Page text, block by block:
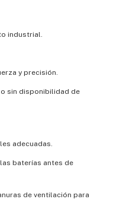
industrial.
y precisión.
sin disponibilidad de
adecuadas.
baterías antes de
de ventilación para